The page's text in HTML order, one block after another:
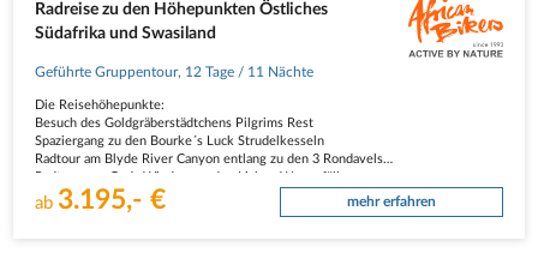
Radreise zu den Höhepunkten Östliches
Südafrika und Swasiland
Geführte Gruppentour, 12 Tage / 11 Nächte
Die Reisehöhepunkte:
Besuch des Goldgräberstädtchens Pilgrims Rest
Spaziergang zu den Bourke´s Luck Strudelkesseln
Radtour am Blyde River Canyon entlang zu den 3 Rondavels
Mit offenem Geländewagen auf Big 5 Safari im Krüger Nationalpark
Fuss-Safari mit…
ab 3.195,- € mehr erfahren